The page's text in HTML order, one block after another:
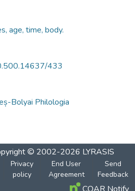
age, time, body.
433
Bolyai Philologia
© 2002-2026 LYRASIS
Privacy
policy
End User
Agreement
Send
Feedback